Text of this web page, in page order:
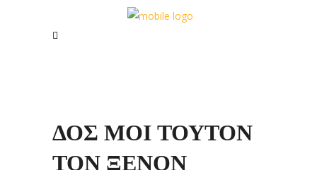
ΔΟΣ ΜΟΙ ΤΟΥΤΟΝ
ΤΟΝ ΞΕΝΟΝ